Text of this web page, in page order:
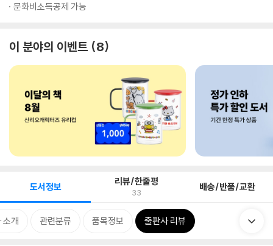
문화비소득공제 가능
이 분야의 이벤트 8
도서정보 리뷰/한줄평
33 배송/반품/교환
소개 관련분류 품목정보 출판사 리뷰